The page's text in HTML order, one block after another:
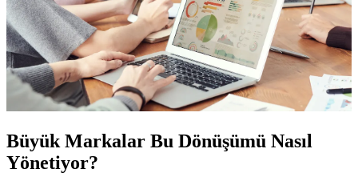
Büyük Markalar Bu Dönüşümü Nasıl
Yönetiyor?